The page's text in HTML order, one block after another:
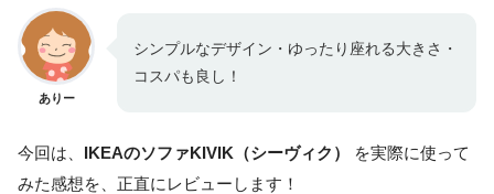
ありー
シンプルなデザイン・ゆったり座れる大きさ・
コスパも良し！
今回は、 IKEAのソファKIVIK（シーヴィク）
を実際に使って
みた感想を、正直にレビューします！